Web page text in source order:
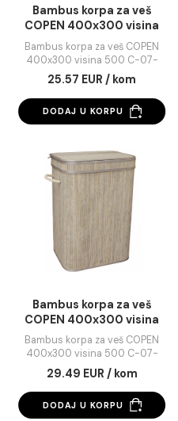
Bambus korpa za
500 C-07-052G
Bambus korpa za veš
400x300 visina 500
052G
25.57 EUR / kom
DODAJ U KORPU